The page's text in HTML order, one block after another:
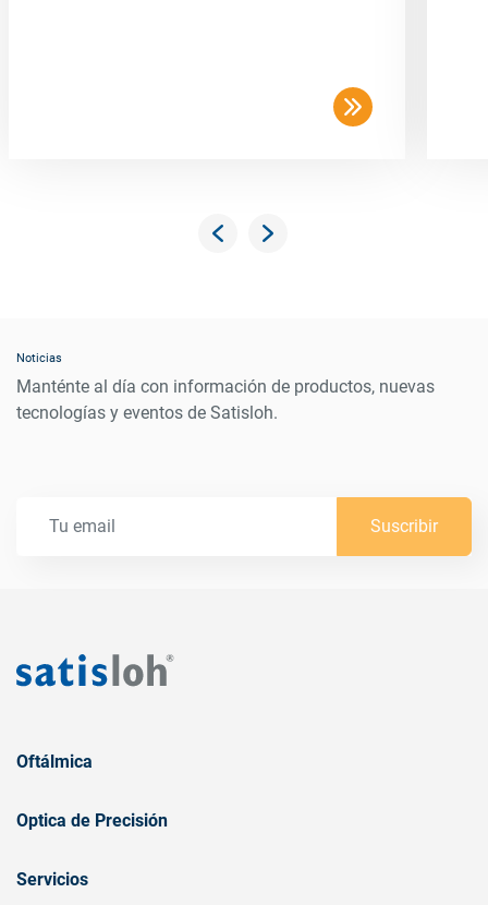
Noticias
Manténte al día con información de productos, nuevas
tecnologías y eventos de Satisloh.
Suscribir
Oftálmica
Optica de Precisión
Servicios